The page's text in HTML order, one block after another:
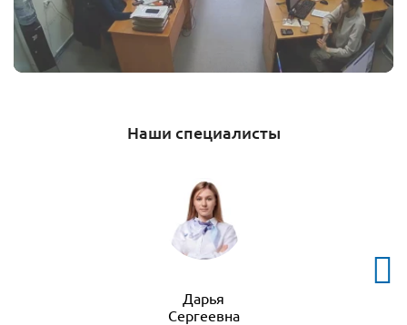
Наши специалисты
Дарья
Сергеевна